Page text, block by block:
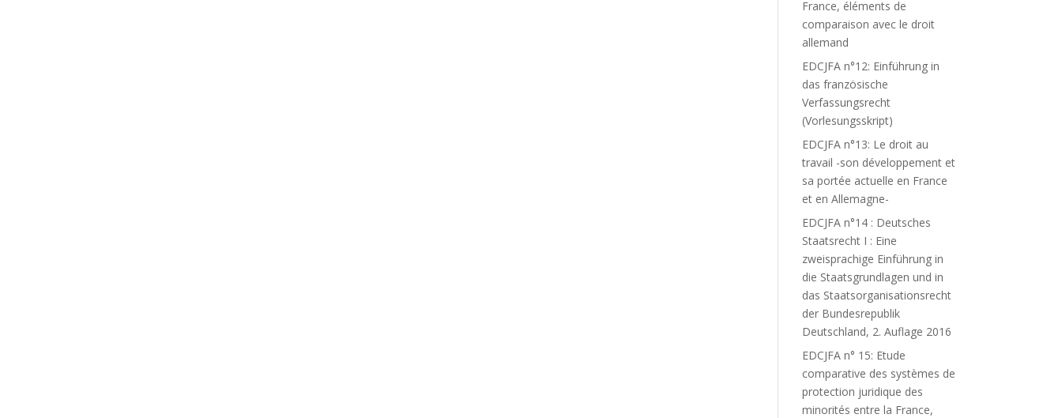
France, éléments de
comparaison avec le droit
allemand
EDCJFA n°12: Einführung in
das französische
Verfassungsrecht
(Vorlesungsskript)
EDCJFA n°13: Le droit au
travail -son développement et
sa portée actuelle en France
et en Allemagne-
EDCJFA n°14 : Deutsches
Staatsrecht I : Eine
zweisprachige Einführung in
die Staatsgrundlagen und in
das Staatsorganisationsrecht
der Bundesrepublik
Deutschland, 2. Auflage 2016
EDCJFA n° 15: Etude
comparative des systèmes de
protection juridique des
minorités entre la France,